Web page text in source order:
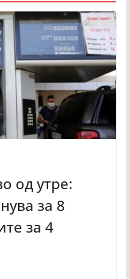
од утре:
за 8
за 4